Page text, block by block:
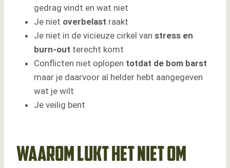
gedrag vindt en wat niet
Je niet overbelast raakt
Je niet in de vicieuze cirkel van stress en
burn-out terecht komt
Conflicten niet oplopen totdat de bom barst
maar je daarvoor al helder hebt aangegeven
wat je wilt
Je veilig bent
Waarom lukt het niet om